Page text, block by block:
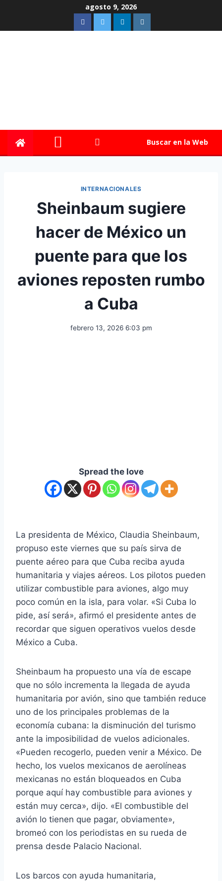
agosto 9, 2026
Buscar en la Web
INTERNACIONALES
Sheinbaum sugiere
hacer de México un
puente para que los
aviones reposten rumbo
a Cuba
febrero 13, 2026 6:03 pm
Spread the love
La presidenta de México, Claudia Sheinbaum,
propuso este viernes que su país sirva de
puente aéreo para que Cuba reciba ayuda
humanitaria y viajes aéreos. Los pilotos pueden
utilizar combustible para aviones, algo muy
poco común en la isla, para volar. «Si Cuba lo
pide, así será», afirmó el presidente antes de
recordar que siguen operativos vuelos desde
México a Cuba.
Sheinbaum ha propuesto una vía de escape
que no sólo incrementa la llegada de ayuda
humanitaria por avión, sino que también reduce
uno de los principales problemas de la
economía cubana: la disminución del turismo
ante la imposibilidad de vuelos adicionales.
«Pueden recogerlo, pueden venir a México. De
hecho, los vuelos mexicanos de aerolíneas
mexicanas no están bloqueados en Cuba
porque aquí hay combustible para aviones y
están muy cerca», dijo. «El combustible del
avión lo tienen que pagar, obviamente»,
bromeó con los periodistas en su rueda de
prensa desde Palacio Nacional.
Los barcos con ayuda humanitaria,